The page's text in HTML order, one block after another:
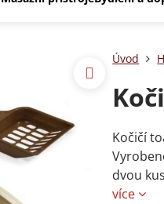
Úvod
Kočičí
dvou
více